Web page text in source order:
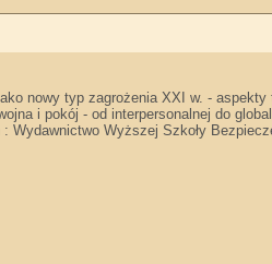
nowy typ zagrożenia XXI w. -
i pokój - od interpersonalnej do
: Wydawnictwo Wyższej Szkoły